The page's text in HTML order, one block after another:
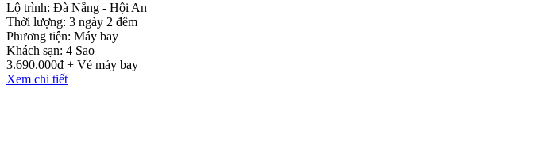
Lộ trình: Đà Nẵng - Hội An
Thời lượng: 3 ngày 2 đêm
Phương tiện: Máy bay
Khách sạn: 4 Sao
3.690.000đ + Vé máy bay
Xem chi tiết